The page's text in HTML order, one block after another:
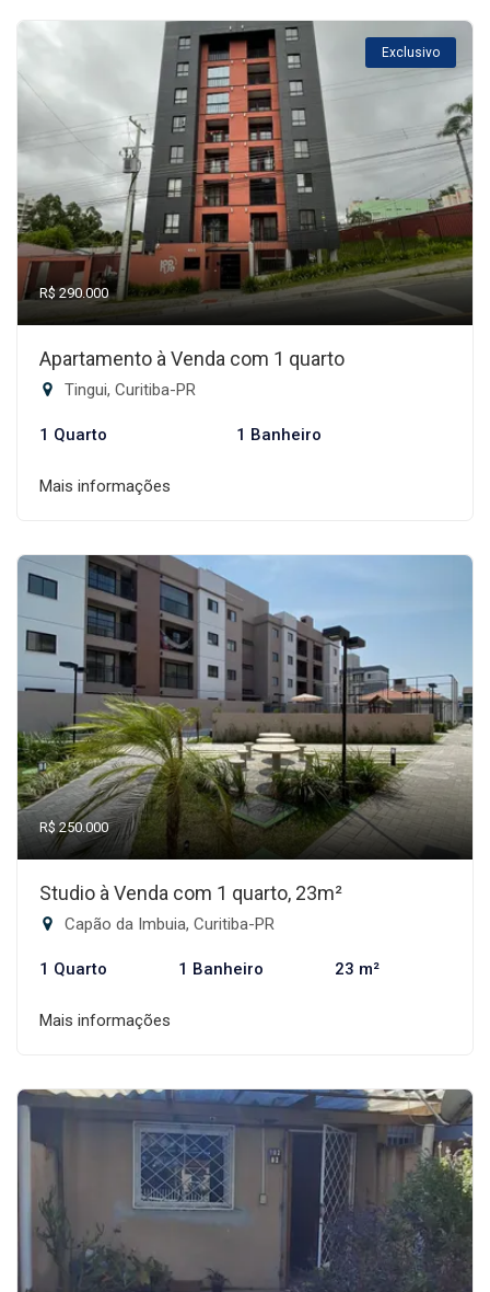
Exclusivo
R$ 290.000
Apartamento à Venda com 1 quarto
Tingui, Curitiba-PR
1 Quarto 1 Banheiro
Mais informações
R$ 250.000
Studio à Venda com 1 quarto, 23m²
Capão da Imbuia, Curitiba-PR
1 Quarto 1 Banheiro 23 m²
Mais informações